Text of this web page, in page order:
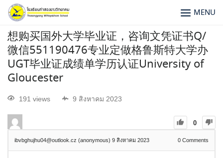
MENU
想购买国外大学毕业证，咨询文凭证书Q/
微信551190476专业定做格鲁斯特大学办
UGT毕业证成绩单学历认证University of
Gloucester
191 views 9 สิงหาคม 2023
0
ibvbghujhu04@outlook.cz (anonymous) 9 สิงหาคม 2023 0 Comments